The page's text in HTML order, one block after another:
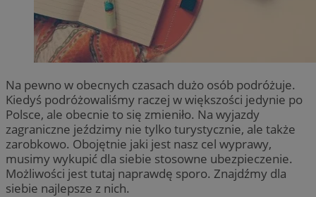
Na pewno w obecnych czasach dużo osób podróżuje.
Kiedyś podróżowaliśmy raczej w większości jedynie po
Polsce, ale obecnie to się zmieniło. Na wyjazdy
zagraniczne jeździmy nie tylko turystycznie, ale także
zarobkowo. Obojętnie jaki jest nasz cel wyprawy,
musimy wykupić dla siebie stosowne ubezpieczenie.
Możliwości jest tutaj naprawdę sporo. Znajdźmy dla
siebie najlepsze z nich.